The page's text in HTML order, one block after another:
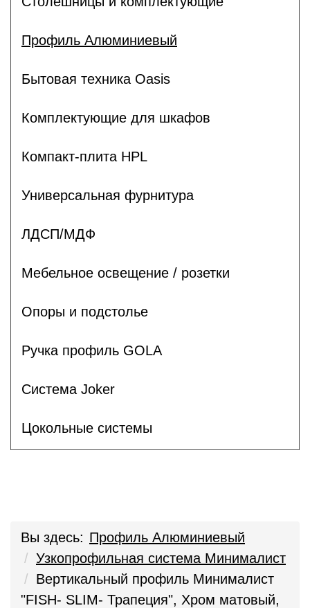
Профиль Алюминиевый
Бытовая техника Oasis
Комплектующие для шкафов
Компакт-плита HPL
Универсальная фурнитура
ЛДСП/МДФ
Мебельное освещение / розетки
Опоры и подстолье
Ручка профиль GOLA
Система Joker
Цокольные системы
Вы здесь: Профиль Алюминиевый
Узкопрофильная система Минималист
Вертикальный профиль Минималист
"FISH- SLIM- Трапеция", Хром матовый,